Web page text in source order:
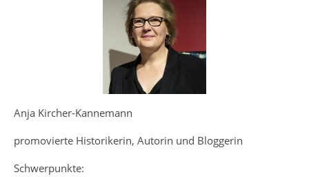
Anja Kircher-Kannemann
promovierte Historikerin, Autorin und Bloggerin
Schwerpunkte: